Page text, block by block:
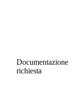
Documentazione
richiesta